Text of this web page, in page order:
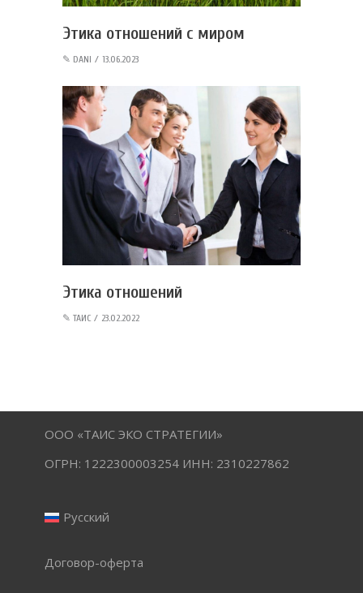
Этика отношений с миром
✎ DANI 13.06.2023
Этика отношений
✎ ТАИС 23.02.2022
ООО «ТАИС ЭКО СТРАТЕГИИ»
ОГРН: 1222300003254 ИНН: 2310227862
Русский
Договор-оферта